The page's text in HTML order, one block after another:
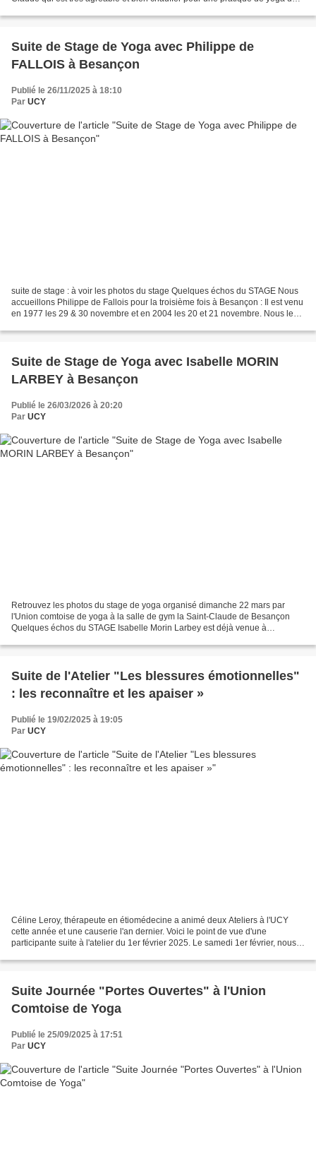
Suite de Stage de Yoga avec Philippe de
FALLOIS à Besançon
Publié le 26/11/2025 à 18:10
Par UCY
suite de stage : à voir les photos du stage Quelques échos du STAGE Nous
accueillons Philippe de Fallois pour la troisième fois à Besançon : Il est venu
en 1977 les 29 & 30 novembre et en 2004 les 20 et 21 novembre. Nous le
Suite de Stage de Yoga avec Isabelle MORIN
LARBEY à Besançon
Publié le 26/03/2026 à 20:20
Par UCY
Retrouvez les photos du stage de yoga organisé dimanche 22 mars par
l'Union comtoise de yoga à la salle de gym la Saint-Claude de Besançon
Quelques échos du STAGE Isabelle Morin Larbey est déjà venue à
Suite de l'Atelier "Les blessures émotionnelles"
: les reconnaître et les apaiser »
Publié le 19/02/2025 à 19:05
Par UCY
Céline Leroy, thérapeute en étiomédecine a animé deux Ateliers à l'UCY
cette année et une causerie l'an dernier. Voici le point de vue d'une
participante suite à l'atelier du 1er février 2025. Le samedi 1er février, nous
Suite Journée "Portes Ouvertes" à l'Union
Comtoise de Yoga
Publié le 25/09/2025 à 17:51
Par UCY